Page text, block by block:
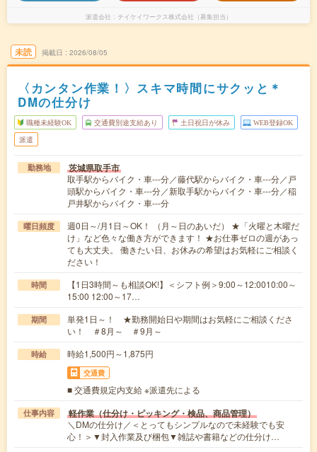
派遣会社 テイケイワークス株式会社（募集担当）
未読 掲載日 2026/08/05
〈カンタン作業！〉スキマ時間にサクッと＊
DMの仕分け
職種未経験OK 交通費別途支給あり 土日祝日が休み WEB登録OK
派遣
勤務地 茨城県取手市
取手駅からバイク・車---分／藤代駅からバイク・車---分／戸
頭駅からバイク・車---分／新取手駅からバイク・車---分／稲
戸井駅からバイク・車---分
曜日頻度
週0日～/月1日～OK！ （月～日のあいだ） ★「火曜と木曜だ
け」など色々な働き方ができます！ ★お仕事ゼロの週があっ
ても大丈夫。 働きたい日、お休みの希望はお気軽にご相談く
ださい！
時間
【1日3時間～も相談OK!】＜シフト例＞9:00～12:0010:00～
15:00 12:00～17…
期間
単発1日～！ ★勤務開始日や期間はお気軽にご相談くださ
い！ ＃8月～ ＃9月～
時給 時給1,500円～1,875円
交通費
■ 交通費規定内支給 ※派遣先による
仕事内容 軽作業（仕分け・ピッキング・検品、商品管理）
＼DMの仕分け／＜とってもシンプルなので未経験でも安
心！＞▼封入作業及び梱包▼雑誌や書籍などの仕分け…